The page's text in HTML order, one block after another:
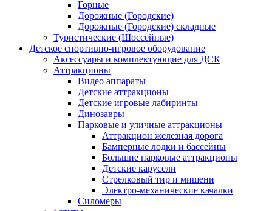
Горные
Дорожные (Городские)
Дорожные (Городские) складные
Туристические (Шоссейные)
Детское спортивно-игровое оборудование
Аксессуары и комплектующие для ДСК
Аттракционы
Видео аппараты
Детские аттракционы
Детские игровые лабиринты
Динозавры
Парковые и уличные аттракционы
Аттракцион железная дорога
Бамперные лодки и бассейны
Большие парковые аттракционы
Детские карусели
Стрелковый тир и мишени
Электро-механические качалки
Силомеры